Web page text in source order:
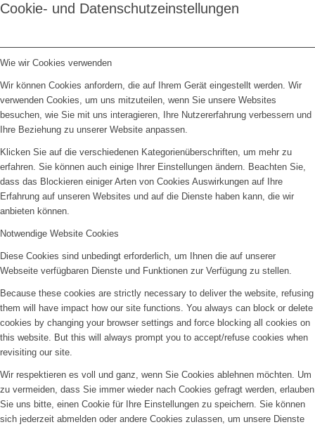
Cookie- und Datenschutzeinstellungen
Wie wir Cookies verwenden
Wir können Cookies anfordern, die auf Ihrem Gerät eingestellt werden. Wir
verwenden Cookies, um uns mitzuteilen, wenn Sie unsere Websites
besuchen, wie Sie mit uns interagieren, Ihre Nutzererfahrung verbessern und
Ihre Beziehung zu unserer Website anpassen.
Klicken Sie auf die verschiedenen Kategorienüberschriften, um mehr zu
erfahren. Sie können auch einige Ihrer Einstellungen ändern. Beachten Sie,
dass das Blockieren einiger Arten von Cookies Auswirkungen auf Ihre
Erfahrung auf unseren Websites und auf die Dienste haben kann, die wir
anbieten können.
Notwendige Website Cookies
Diese Cookies sind unbedingt erforderlich, um Ihnen die auf unserer
Webseite verfügbaren Dienste und Funktionen zur Verfügung zu stellen.
Because these cookies are strictly necessary to deliver the website, refusing
them will have impact how our site functions. You always can block or delete
cookies by changing your browser settings and force blocking all cookies on
this website. But this will always prompt you to accept/refuse cookies when
revisiting our site.
Wir respektieren es voll und ganz, wenn Sie Cookies ablehnen möchten. Um
zu vermeiden, dass Sie immer wieder nach Cookies gefragt werden, erlauben
Sie uns bitte, einen Cookie für Ihre Einstellungen zu speichern. Sie können
sich jederzeit abmelden oder andere Cookies zulassen, um unsere Dienste